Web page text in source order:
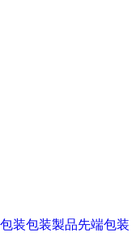
装包装製品先端包装